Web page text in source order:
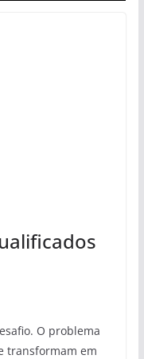
O problema
transformam em